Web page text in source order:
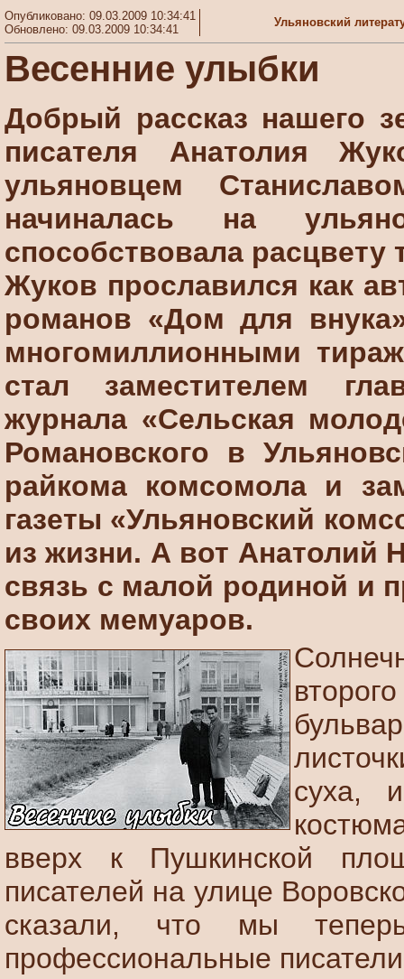
Опубликовано: 09.03.2009 10:34:41
Обновлено: 09.03.2009 10:34:41
Ульяновский
Весенние улыбки
Добрый рассказ нашего
писателя Анатолия
ульяновцем
начиналась на
способствовала расцвету
Жуков прославился как
романов «Дом для
многомиллионными
стал заместителем
журнала «Сельская
Романовского в
райкома комсомола и
газеты «Ульяновский
из жизни. А вот Анатолий
связь с малой родиной и
своих мемуаров.
суха,
вверх к Пушкинской
писателей на улице
сказали, что мы
профессиональные